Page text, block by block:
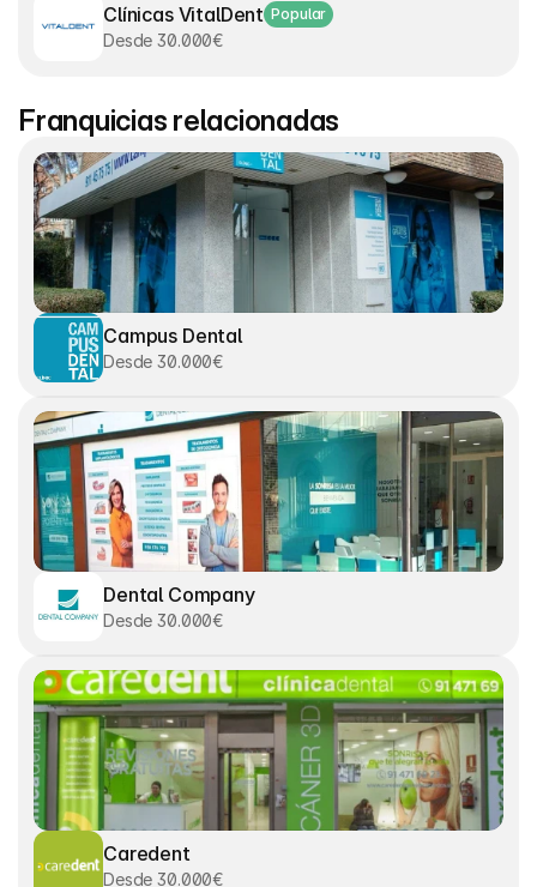
Clínicas VitalDent Popular
Desde 30.000€
Franquicias relacionadas
Campus Dental
Desde 30.000€
Dental Company
Desde 30.000€
Caredent
Desde 30.000€